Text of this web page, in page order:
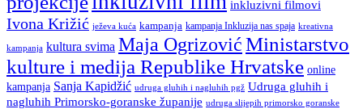
inkluzivni filmovi
Ivona Križić ježeva kuća kampanja kampanja Inkluzija nas spaja kreativna
kampanja kultura svima Maja OgrizovićMinistarstvo
kulture i medija Republike Hrvatske online
kampanja Sanja Kapidžić udruga gluhih i nagluhih pgž Udruga gluhih i
nagluhih Primorsko-goranske županije udruga slijepih primorsko goranske